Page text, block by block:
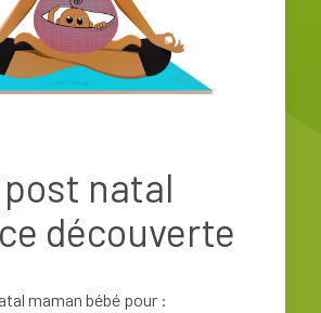
post natal
découverte
maman bébé pour :